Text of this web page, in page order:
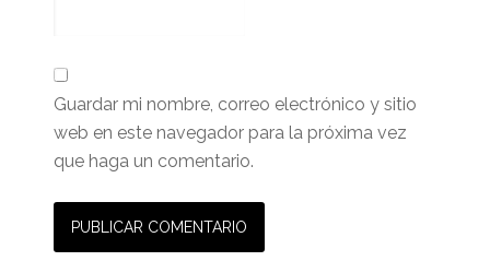
Guardar mi nombre, correo electrónico y sitio
web en este navegador para la próxima vez
que haga un comentario.